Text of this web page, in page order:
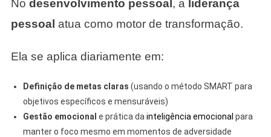
No desenvolvimento pessoal, a liderança
pessoal atua como motor de transformação.
Ela se aplica diariamente em:
Definição de metas claras (usando o método SMART para
objetivos específicos e mensuráveis)
Gestão emocional e prática da inteligência emocional para
manter o foco mesmo em momentos de adversidade